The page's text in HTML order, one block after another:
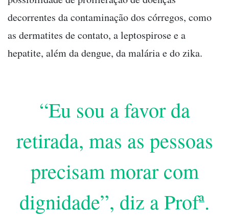
decorrentes da contaminação dos córregos, como
as dermatites de contato, a leptospirose e a
hepatite, além da dengue, da malária e do zika.
“Eu sou a favor da
retirada, mas as pessoas
precisam morar com
dignidade”, diz a Profª.